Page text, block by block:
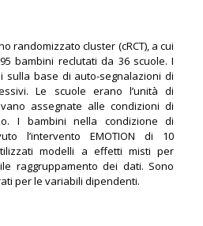
randomizzato cluster (cRCT), a cui
bambini reclutati da 36 scuole. I
sulla base di auto-segnalazioni di
Le scuole erano l’unità di
assegnate alle condizioni di
I bambini nella condizione di
l’intervento EMOTION di 10
modelli a effetti misti per
raggruppamento dei dati. Sono
per le variabili dipendenti.